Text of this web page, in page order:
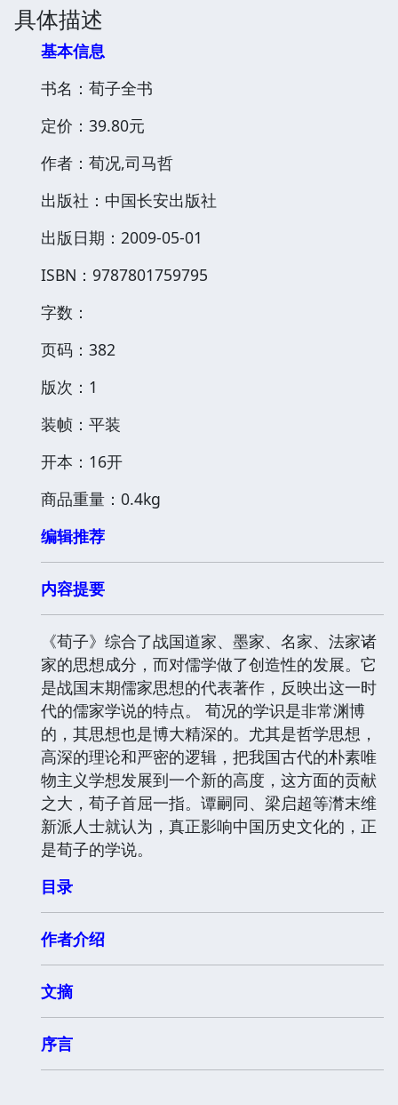
具体描述
基本信息
书名：荀子全书
定价：39.80元
作者：荀况,司马哲
出版社：中国长安出版社
出版日期：2009-05-01
ISBN：9787801759795
字数：
页码：382
版次：1
装帧：平装
开本：16开
商品重量：0.4kg
编辑推荐
内容提要
《荀子》综合了战国道家、墨家、名家、法家诸
家的思想成分，而对儒学做了创造性的发展。它
是战国末期儒家思想的代表著作，反映出这一时
代的儒家学说的特点。 荀况的学识是非常渊博
的，其思想也是博大精深的。尤其是哲学思想，
高深的理论和严密的逻辑，把我国古代的朴素唯
物主义学想发展到一个新的高度，这方面的贡献
之大，荀子首屈一指。谭嗣同、梁启超等潸末维
新派人士就认为，真正影响中国历史文化的，正
是荀子的学说。
目录
作者介绍
文摘
序言